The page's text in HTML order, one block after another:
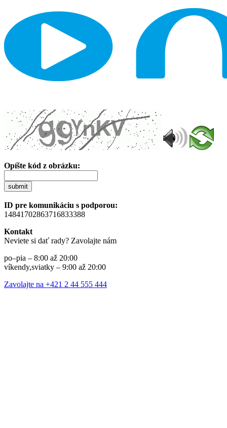
Opíšte kód z obrázku:
submit
ID pre komunikáciu s podporou:
14841702863716833388
Kontakt
Neviete si dať rady? Zavolajte nám
po–pia – 8:00 až 20:00
víkendy,sviatky – 9:00 až 20:00
Zavolajte na +421 2 44 555 444